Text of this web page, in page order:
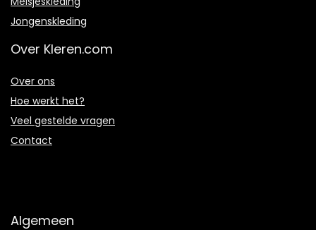
Jongenskleding
Over Kleren.com
Over ons
Hoe werkt het?
Veel gestelde vragen
Contact
Algemeen